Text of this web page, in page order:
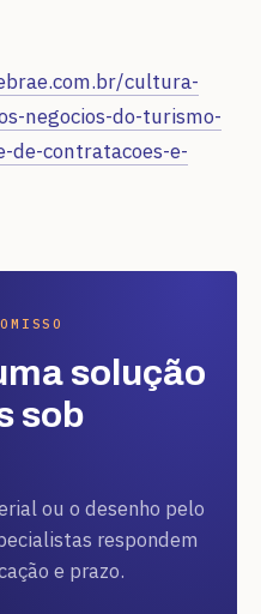
cultura-
negocios-do-turismo-
de-contratacoes-e-
solução
sob
ou o desenho pelo
respondem
e prazo.